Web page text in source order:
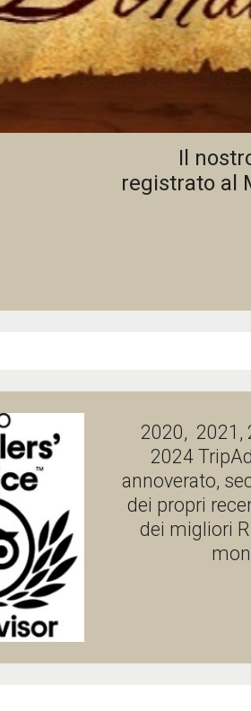
Il
registrato al
2020, 2021,
2024
annoverato,
dei propri
dei migliori